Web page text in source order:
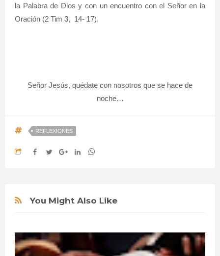
la Palabra de Dios y con un encuentro con el Señor en la
Oración (2 Tim 3, 14- 17).
Señor Jesús, quédate con nosotros que se hace de
noche…
REFLEXIONES
You Might Also Like